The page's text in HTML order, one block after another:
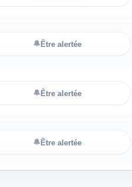
🔔Être alertée
🔔Être alertée
🔔Être alertée